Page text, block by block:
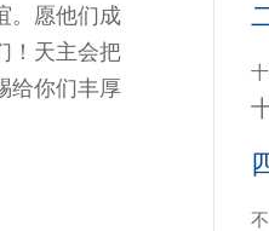
。愿他们成
！天主会把
给你们丰厚